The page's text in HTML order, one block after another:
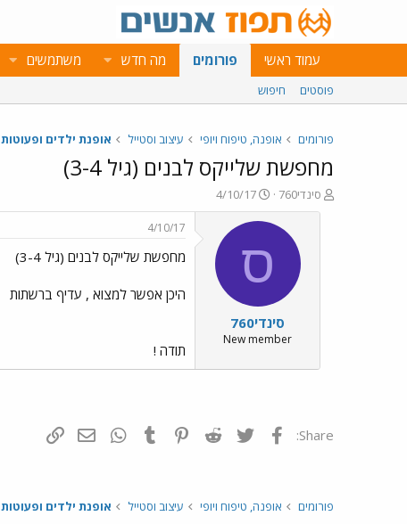
עמוד ראשי פורומים מה חדש משתמשים
פוסטים חיפוש
פורומים אופנה, טיפוח ויופי עיצוב וסטייל אופנת ילדים ופעוטות
מחפשת שלייקס לבנים (גיל 3-4)
פ
ו
סינדי760
פ
ו
ר
ם
ב
א
ר
י
4/10/17
ס
סינדי760
New member
4/10/17
מחפשת שלייקס לבנים (גיל 3-4)
היכן אפשר למצוא , עדיף ברשתות
תודה !
Share: פייסבוק Twitter
Reddit
Pinterest
Tumblr
WhatsAppדואר אלקטרוני
פורומים אופנה, טיפוח ויופי עיצוב וסטייל אופנת ילדים ופעוטות